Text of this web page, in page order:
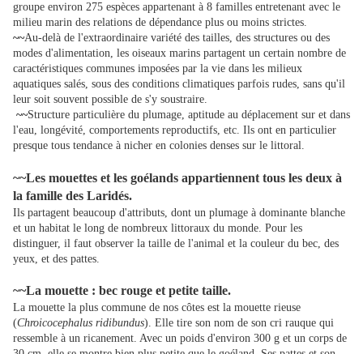
groupe environ 275 espèces appartenant à 8 familles entretenant avec le
milieu marin des relations de dépendance plus ou moins strictes.
~~Au-delà de l'extraordinaire variété des tailles, des structures ou des
modes d'alimentation, les oiseaux marins partagent un certain nombre de
caractéristiques communes imposées par la vie dans les milieux
aquatiques salés, sous des conditions climatiques parfois rudes, sans qu'il
leur soit souvent possible de s'y soustraire.
~~Structure particulière du plumage, aptitude au déplacement sur et dans
l'eau, longévité, comportements reproductifs, etc. Ils ont en particulier
presque tous tendance à nicher en colonies denses sur le littoral.
~~Les mouettes et les goélands appartiennent tous les deux à
la famille des Laridés.
Ils partagent beaucoup d'attributs, dont un plumage à dominante blanche
et un habitat le long de nombreux littoraux du monde. Pour les
distinguer, il faut observer la taille de l'animal et la couleur du bec, des
yeux, et des pattes.
~~La mouette : bec rouge et petite taille.
La mouette la plus commune de nos côtes est la mouette rieuse
(Chroicocephalus ridibundus). Elle tire son nom de son cri rauque qui
ressemble à un ricanement. Avec un poids d'environ 300 g et un corps de